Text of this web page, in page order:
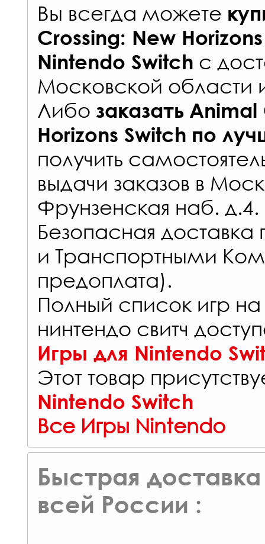
Вы всегда можете
Crossing: New
Nintendo Switch с
Московской области
Либо заказать Animal
Horizons Switch по
получить
выдачи заказов в
Фрунзенская наб. д.4.
Безопасная
и Транспортными
предоплата).
Полный список игр
нинтендо свитч
Игры для Nintendo
Этот товар
Nintendo Switch
Все Игры Nintendo
Быстрая доставка
всей России :